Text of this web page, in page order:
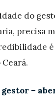
do
precisa
–